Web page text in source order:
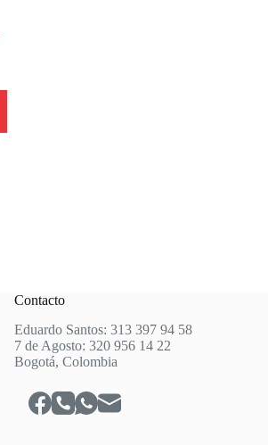
Contacto
Eduardo Santos: 313 397 94 58
7 de Agosto: 320 956 14 22
Bogotá, Colombia